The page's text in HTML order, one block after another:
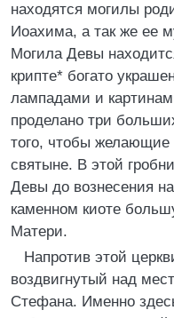
находятся могилы
Иоахима, а так же ее
Могила Девы
крипте* богато
лампадами и
проделано три
того, чтобы желающие
святыне. В этой
Девы до вознесения
каменном киоте
Матери.
Напротив этой
воздвигнутый над
Стефана. Именно